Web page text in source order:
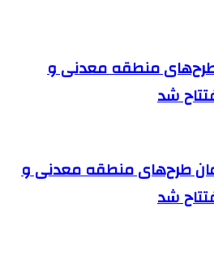
طرح‌های منطقه معدنی و
شد
تومان طرح‌های منطقه معدنی و
شد